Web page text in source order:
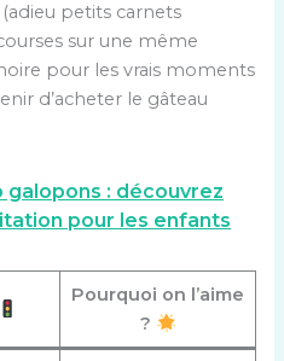
petits carnets
sur une même
pour les vrais moments
d’acheter le gâteau
galopons : découvrez
pour les enfants
Pourquoi on l’aime
?